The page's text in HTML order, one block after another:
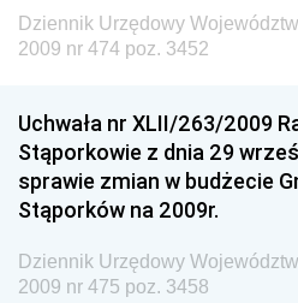
Środowiska
Dziennik Urzędowy
Dziennik Urzędowy
Gospodarki Terenowej i
Dziennik Urzędowy
Gospodarki Przestrzennej
Dziennik Urzędowy Unii
Dziennik Urzędowy
2009 nr 474 poz. 3452
Uchwała nr XLII/263/2009
Stąporkowie z dnia 29
sprawie zmian w budżecie
Stąporków na 2009r.
Dziennik Urzędowy
2009 nr 475 poz. 3458